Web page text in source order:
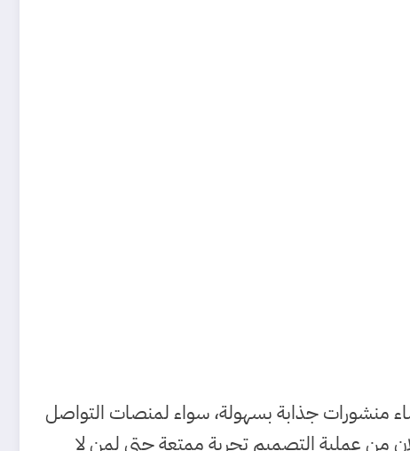
منشورات جذابة بسهولة، سواء لمنصات التواصل
من عملية التصميم تجربة ممتعة حتى لمن لا